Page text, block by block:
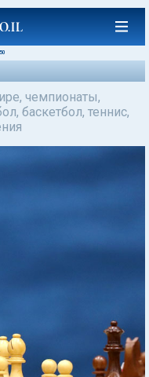
чемпионаты,
баскетбол, теннис,